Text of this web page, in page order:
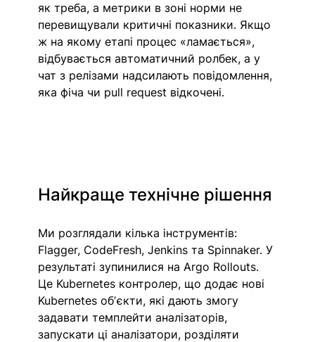
як треба, а метрики в зоні норми не
перевищували критичні показники. Якщо
ж на якому етапі процес «ламається»,
відбувається автоматичний ролбек, а у
чат з релізами надсилають повідомлення,
яка фіча чи pull request відкочені.
Найкраще технічне рішення
Ми розглядали кілька інструментів:
Flagger, CodeFresh, Jenkins та Spinnaker. У
результаті зупинилися на Argo Rollouts.
Це Kubernetes контролер, що додає нові
Kubernetes обʼєкти, які дають змогу
задавати темплейти аналізаторів,
запускати ці аналізатори, розділяти